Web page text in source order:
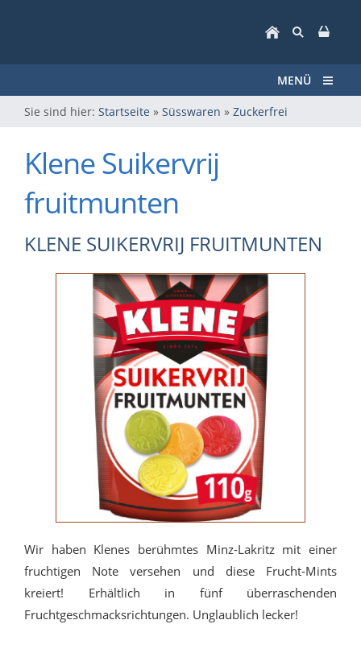
MENÜ
Sie sind hier: Startseite » Süsswaren » Zuckerfrei
Klene Suikervrij
fruitmunten
KLENE SUIKERVRIJ FRUITMUNTEN
Wir haben Klenes berühmtes Minz-Lakritz mit einer
fruchtigen Note versehen und diese Frucht-Mints
kreiert! Erhältlich in fünf überraschenden
Fruchtgeschmacksrichtungen. Unglaublich lecker!